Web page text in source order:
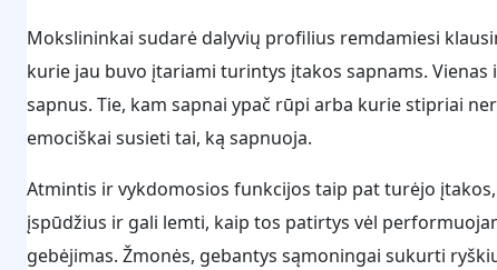
Mokslininkai sudarė dalyvių profilius remdamiesi
kurie jau buvo įtariami turintys įtakos sapnams.
sapnus. Tie, kam sapnai ypač rūpi arba kurie stipriai
emociškai susieti tai, ką sapnuoja.
Atmintis ir vykdomosios funkcijos taip pat turėjo
įspūdžius ir gali lemti, kaip tos patirtys vėl
gebėjimas. Žmonės, gebantys sąmoningai sukurti